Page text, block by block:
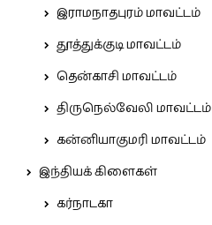
இராமநாதபுரம் மாவட்டம்
தூத்துக்குடி மாவட்டம்
தென்காசி மாவட்டம்
திருநெல்வேலி மாவட்டம்
கன்னியாகுமரி மாவட்டம்
இந்தியக் கிளைகள்
கர்நாடகா